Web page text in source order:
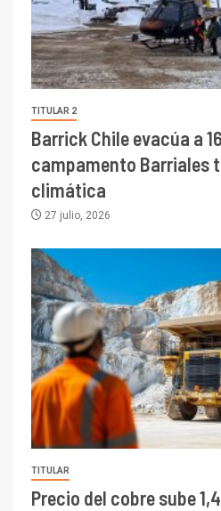
TITULAR 2
Barrick Chile evacúa a
campamento Barriales
climática
27 julio, 2026
TITULAR
Precio del cobre sube